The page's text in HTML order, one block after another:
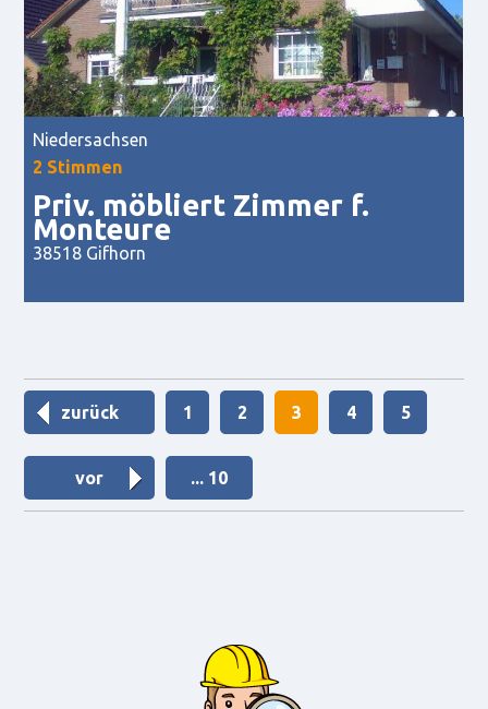
Niedersachsen
2 Stimmen
Priv. möbliert Zimmer f.
Monteure
38518 Gifhorn
zurück 1 2 3 4 5
vor ... 10